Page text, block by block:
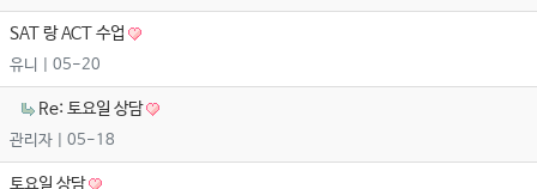
SAT 랑 ACT 수업
유니 | 05-20
Re: 토요일 상담
관리자 | 05-18
토요일 상담